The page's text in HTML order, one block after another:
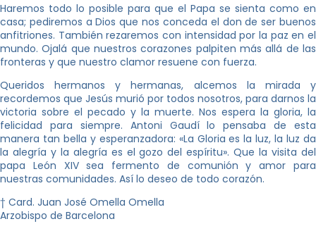
Haremos todo lo posible para que el Papa se sienta como en
casa; pediremos a Dios que nos conceda el don de ser buenos
anfitriones. También rezaremos con intensidad por la paz en el
mundo. Ojalá que nuestros corazones palpiten más allá de las
fronteras y que nuestro clamor resuene con fuerza.
Queridos hermanos y hermanas, alcemos la mirada y
recordemos que Jesús murió por todos nosotros, para darnos la
victoria sobre el pecado y la muerte. Nos espera la gloria, la
felicidad para siempre. Antoni Gaudí lo pensaba de esta
manera tan bella y esperanzadora: «La Gloria es la luz, la luz da
la alegría y la alegría es el gozo del espíritu». Que la visita del
papa León XIV sea fermento de comunión y amor para
nuestras comunidades. Así lo deseo de todo corazón.
† Card. Juan José Omella Omella
Arzobispo de Barcelona